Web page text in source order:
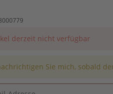
derzeit nicht verfügbar
Sie mich, sobald